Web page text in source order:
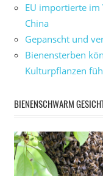
EU importierte im
China
Gepanscht und
Bienensterben
Kulturpflanzen
BIENENSCHWARM